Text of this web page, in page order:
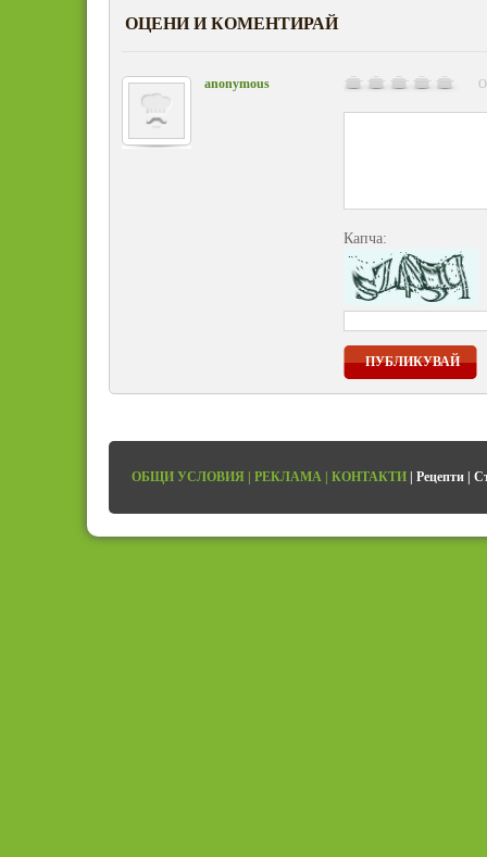
ОЦЕНИ И КОМЕНТИРАЙ
anonymous
Капча:
ПУБЛИКУВАЙ
ОБЩИ УСЛОВИЯ | РЕКЛАМА | КОНТАКТИ | Рецепти |